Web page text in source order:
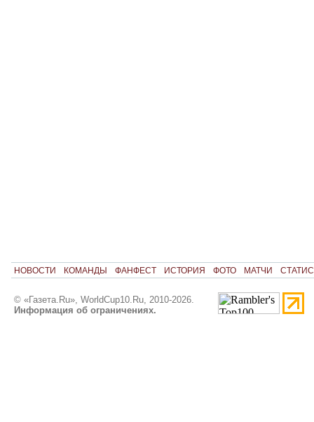
НОВОСТИ КОМАНДЫ ФАНФЕСТ ИСТОРИЯ ФОТО МАТЧИ
© «Газета.Ru», WorldCup10.Ru, 2010-2026.
Информация об ограничениях.